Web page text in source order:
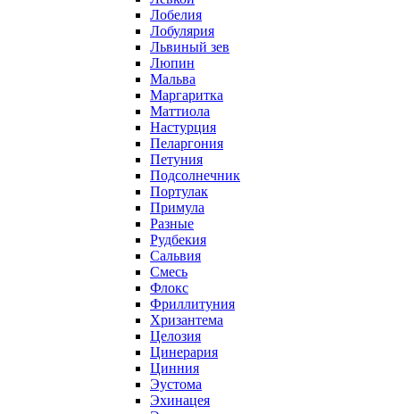
Лобелия
Лобулярия
Львиный зев
Люпин
Мальва
Маргаритка
Маттиола
Настурция
Пеларгония
Петуния
Подсолнечник
Портулак
Примула
Разные
Рудбекия
Сальвия
Смесь
Флокс
Фриллитуния
Хризантема
Целозия
Цинерария
Цинния
Эустома
Эхинацея